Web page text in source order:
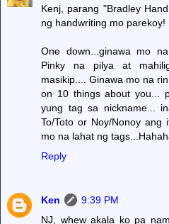
Kenj, parang "Bradley
ng handwriting mo parekoy!
One down...ginawa mo
Pinky na pilya at
masikip.... Ginawa mo na
on 10 things about you...
yung tag sa nickname...
To/Toto or Noy/Nonoy ang
mo na lahat ng
Reply
Ken
9:39 PM
NJ, whew akala ko pa